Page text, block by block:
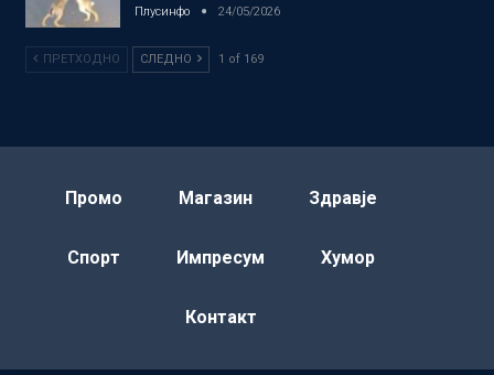
Плусинфо 24/05/2026
ПРЕТХОДНО СЛЕДНО 1 of 169
Промо Магазин Здравје
Спорт Импресум Хумор
Контакт